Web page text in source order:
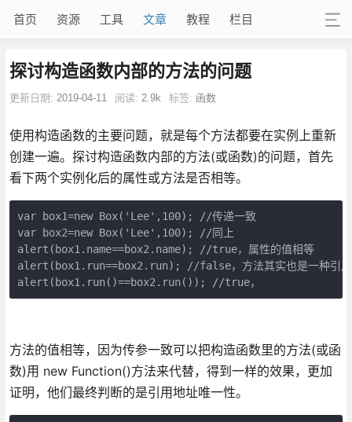
首页 资源 工具 文章 教程 栏目
探讨构造函数内部的方法的问题
更新日期: 2019-04-11 阅读: 2.9k 标签: 函数
使用构造函数的主要问题，就是每个方法都要在实例上重新
创建一遍。探讨构造函数内部的方法(或函数)的问题，首先
看下两个实例化后的属性或方法是否相等。
var box1=new Box('Lee',100); //传递一致
var box2=new Box('Lee',100); //同上
alert(box1.name==box2.name); //true，属性的值相等
alert(box1.run==box2.run); //false，方法其实也是一种引
alert(box1.run()==box2.run()); //true，
方法的值相等，因为传参一致可以把构造函数里的方法(或函
数)用 new Function()方法来代替，得到一样的效果，更加
证明，他们最终判断的是引用地址唯一性。